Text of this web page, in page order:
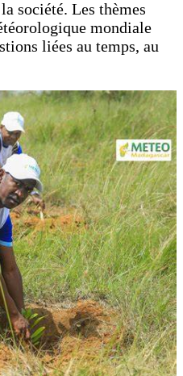
société. Les thèmes
mondiale
liées au temps, au